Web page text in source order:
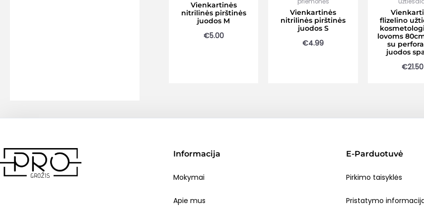
Vienkartinės
nitrilinės pirštinės
juodos M
€5.00
Vienkartinės
nitrilinės pirštinės
juodos S
€4.99
flizelino
lovoms
su
juodos
€21.50
Informacija
Mokymai
Apie mus
E-Parduotuvė
Pirkimo taisyklės
Pristatymo